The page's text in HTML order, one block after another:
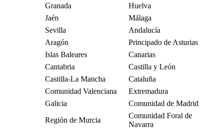
Granada
Huelva
Jaén
Málaga
Sevilla
Andalucía
Aragón
Principado de Asturias
Islas Baleares
Canarias
Cantabria
Castilla y León
Castilla-La Mancha
Cataluña
Comunidad Valenciana
Extremadura
Galicia
Comunidad de Madrid
Región de Murcia
Comunidad Foral de
Navarra